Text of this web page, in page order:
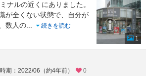
ナルの近くにありました。
が全くない状態で、自分が
数人の
続きを読む
1
期：2022/06（約4年前）
0